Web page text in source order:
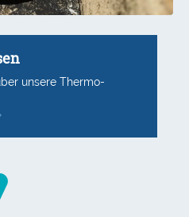
unsere Thermo-